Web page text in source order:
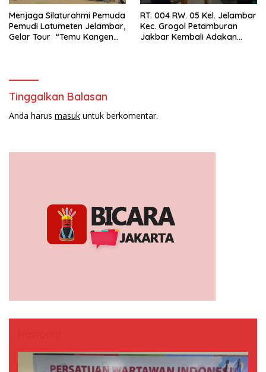
Menjaga Silaturahmi Pemuda
Pemudi Latumeten Jelambar,
Gelar Tour “Temu Kangen
RT. 004 RW. 05 Kel. Jelambar
Kec. Grogol Petamburan
Jakbar Kembali Adakan
Tinggalkan Balasan
Anda harus masuk untuk berkomentar.